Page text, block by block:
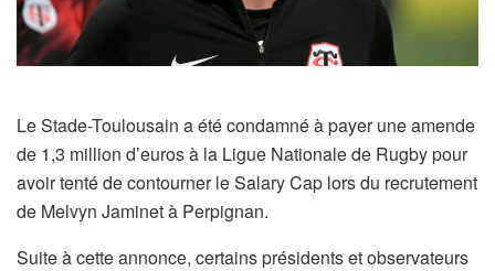
Le Stade-Toulousain a été condamné à payer une amende
de 1,3 million d’euros à la Ligue Nationale de Rugby pour
avoir tenté de contourner le Salary Cap lors du recrutement
de Melvyn Jaminet à Perpignan.
Suite à cette annonce, certains présidents et observateurs